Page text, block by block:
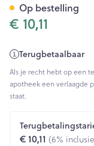
€ 10,11
Terugbetaalbaar
Als je recht hebt op een
apotheek een verlaagde
staat.
€ 10,11 (6%
Op bestelling